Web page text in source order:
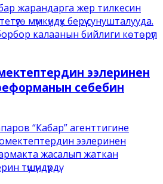
жарандарга жер тилкесин
мүмкүндүк берүү сунушталууда.
калаанын бийлиги көтөрүп
ээлеринен
себебин
“Кабар” агенттигине
ээлеринен
жасалып жаткан
түшүндүрдү.